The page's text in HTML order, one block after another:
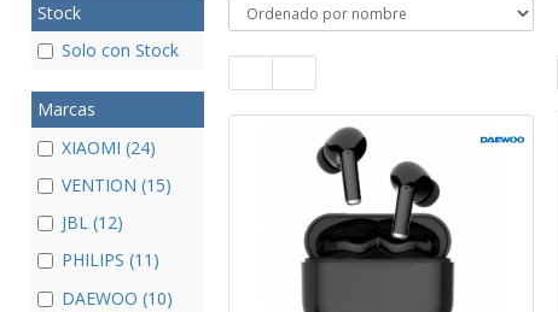
Stock
Solo con Stock
Marcas
XIAOMI (24)
VENTION (15)
JBL (12)
PHILIPS (11)
DAEWOO (10)